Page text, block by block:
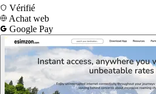
Vérifié
Achat web
Google Pay